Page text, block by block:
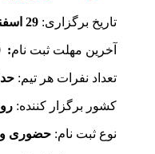
تاریخ برگزاری:
آخرین مهلت ثبت نام: 10 اسفند 1402
تعداد نفرات هر تیم:
کشور برگزار کننده:
نوع ثبت نام: حضوری و